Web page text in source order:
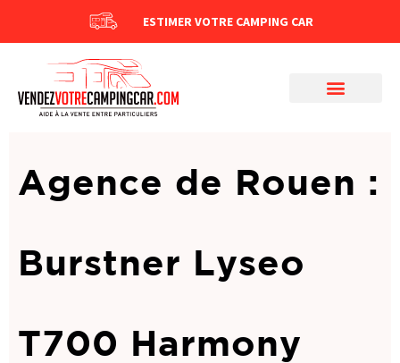
ESTIMER VOTRE CAMPING CAR
Agence de Rouen :
Burstner Lyseo
T700 Harmony